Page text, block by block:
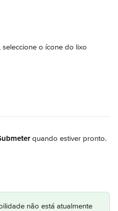
o ícone do lixo
quando estiver pronto.
não está atualmente